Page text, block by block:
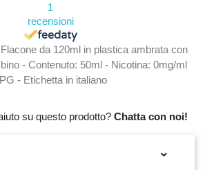
1
recensioni
da 120ml in plastica ambrata con
- Contenuto: 50ml - Nicotina: 0mg/ml
- Etichetta in italiano
su questo prodotto? Chatta con noi!
